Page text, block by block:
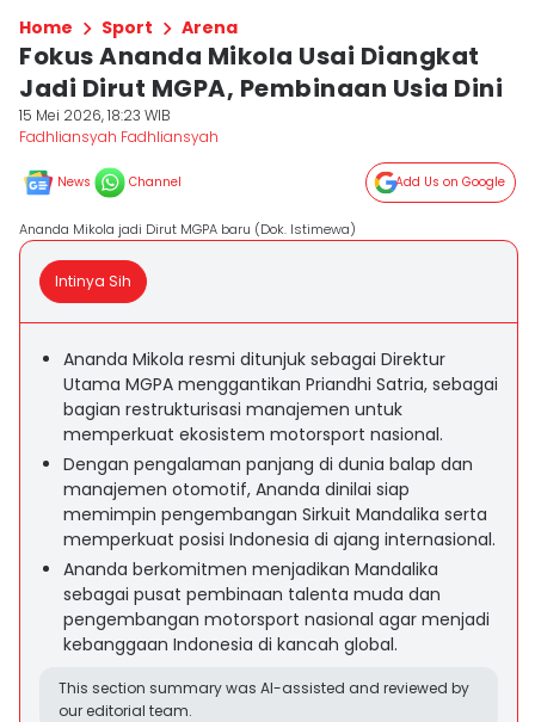
Home Sport Arena
Fokus Ananda Mikola Usai Diangkat
Jadi Dirut MGPA, Pembinaan Usia Dini
15 Mei 2026, 18:23 WIB
Fadhliansyah Fadhliansyah
News Channel Add Us on Google
Ananda Mikola jadi Dirut MGPA baru (Dok. Istimewa)
Intinya Sih
Ananda Mikola resmi ditunjuk sebagai Direktur
Utama MGPA menggantikan Priandhi Satria, sebagai
bagian restrukturisasi manajemen untuk
memperkuat ekosistem motorsport nasional.
Dengan pengalaman panjang di dunia balap dan
manajemen otomotif, Ananda dinilai siap
memimpin pengembangan Sirkuit Mandalika serta
memperkuat posisi Indonesia di ajang internasional.
Ananda berkomitmen menjadikan Mandalika
sebagai pusat pembinaan talenta muda dan
pengembangan motorsport nasional agar menjadi
kebanggaan Indonesia di kancah global.
This section summary was AI-assisted and reviewed by
our editorial team.